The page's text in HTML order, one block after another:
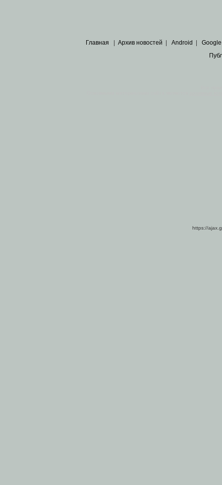
Главная Архив новостей Android Google
https://